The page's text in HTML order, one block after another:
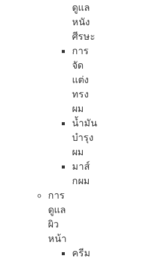
ดูแล
หนัง
ศีรษะ
การ
จัด
แต่ง
ทรง
ผม
น้ำมัน
บำรุง
ผม
มาส์
กผม
การ
ดูแล
ผิว
หน้า
ครีม